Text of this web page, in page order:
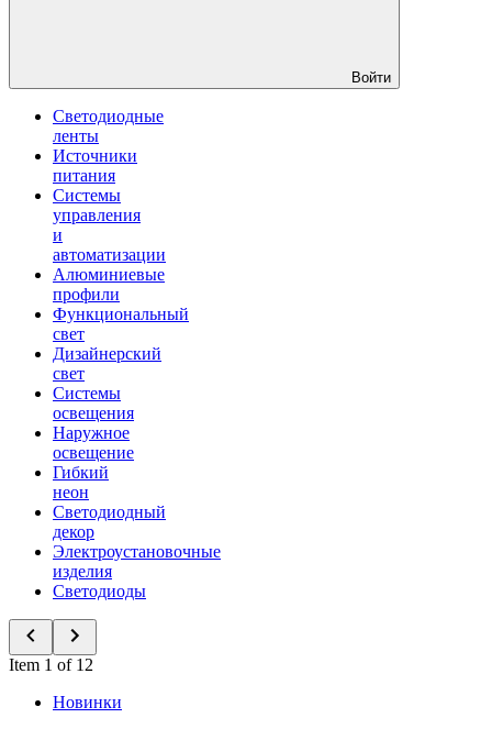
Войти
Светодиодные
ленты
Источники
питания
Системы
управления
и
автоматизации
Алюминиевые
профили
Функциональный
свет
Дизайнерский
свет
Системы
освещения
Наружное
освещение
Гибкий
неон
Светодиодный
декор
Электроустановочные
изделия
Светодиоды
Item 1 of 12
Новинки